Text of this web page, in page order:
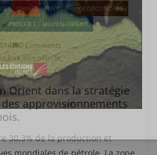
CHINE ENERGIE
GÉOÉCONOMIE
PROCHE ET MOYEN-ORIENT
0 Comments
,Irak,Iran,pétrole,
Orient dans la stratégie
approvisionnements
30,3% de la production et